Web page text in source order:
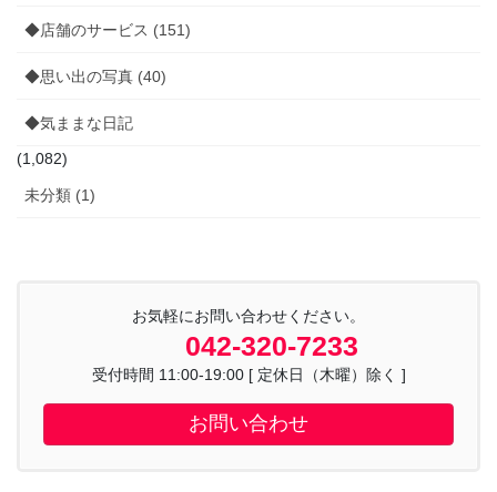
◆店舗のサービス (151)
◆思い出の写真 (40)
◆気ままな日記
(1,082)
未分類 (1)
お気軽にお問い合わせください。
042-320-7233
受付時間 11:00-19:00 [ 定休日（木曜）除く ]
お問い合わせ